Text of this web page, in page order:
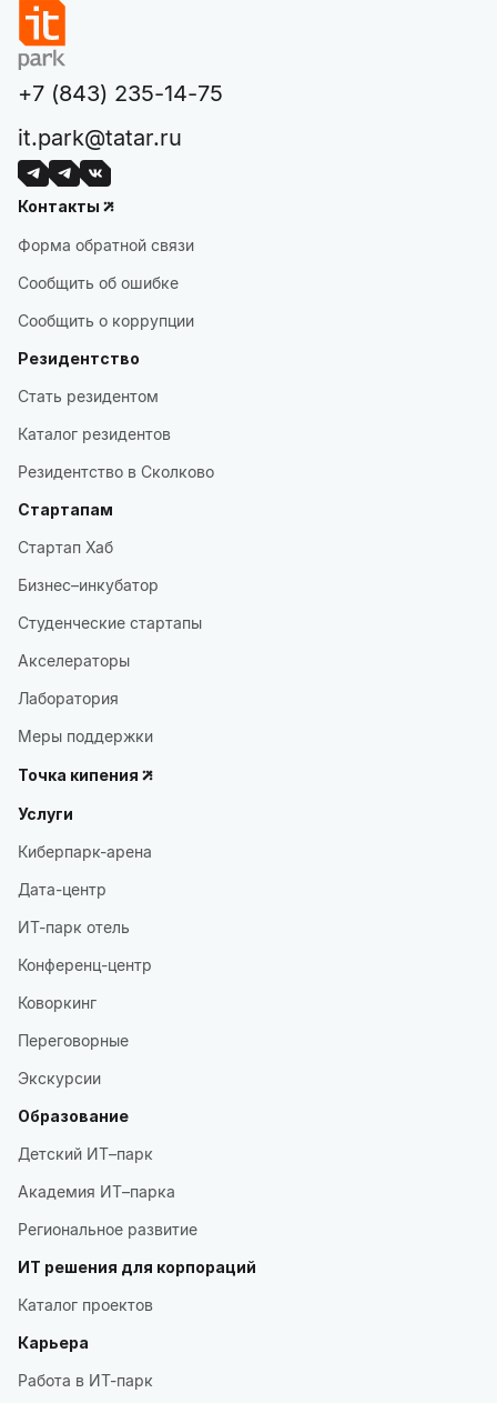
+7 (843) 235-14-75
it.park@tatar.ru
Контакты
Форма обратной связи
Сообщить об ошибке
Сообщить о коррупции
Резидентство
Стать резидентом
Каталог резидентов
Резидентство в Сколково
Стартапам
Стартап Хаб
Бизнес–инкубатор
Студенческие стартапы
Акселераторы
Лаборатория
Меры поддержки
Точка кипения
Услуги
Киберпарк-арена
Дата-центр
ИТ-парк отель
Конференц-центр
Коворкинг
Переговорные
Экскурсии
Образование
Детский ИТ–парк
Академия ИТ–парка
Региональное развитие
ИТ решения для корпораций
Каталог проектов
Карьера
Работа в ИТ-парк